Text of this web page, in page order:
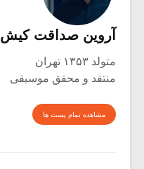
آروین صداقت کیش
متولد ۱۳۵۳ تهران
منتقد و محقق موسیقی
مشاهده تمام پست ها